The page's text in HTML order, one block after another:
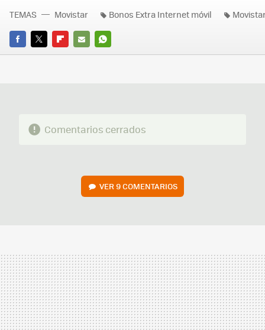
FACEBOOK
TWITTERFLIPBOARD
E-
WHATSAPP
TEMAS Movistar Bonos Extra Internet móvil
Comentarios cerrados
VER9 COMENTARIOS